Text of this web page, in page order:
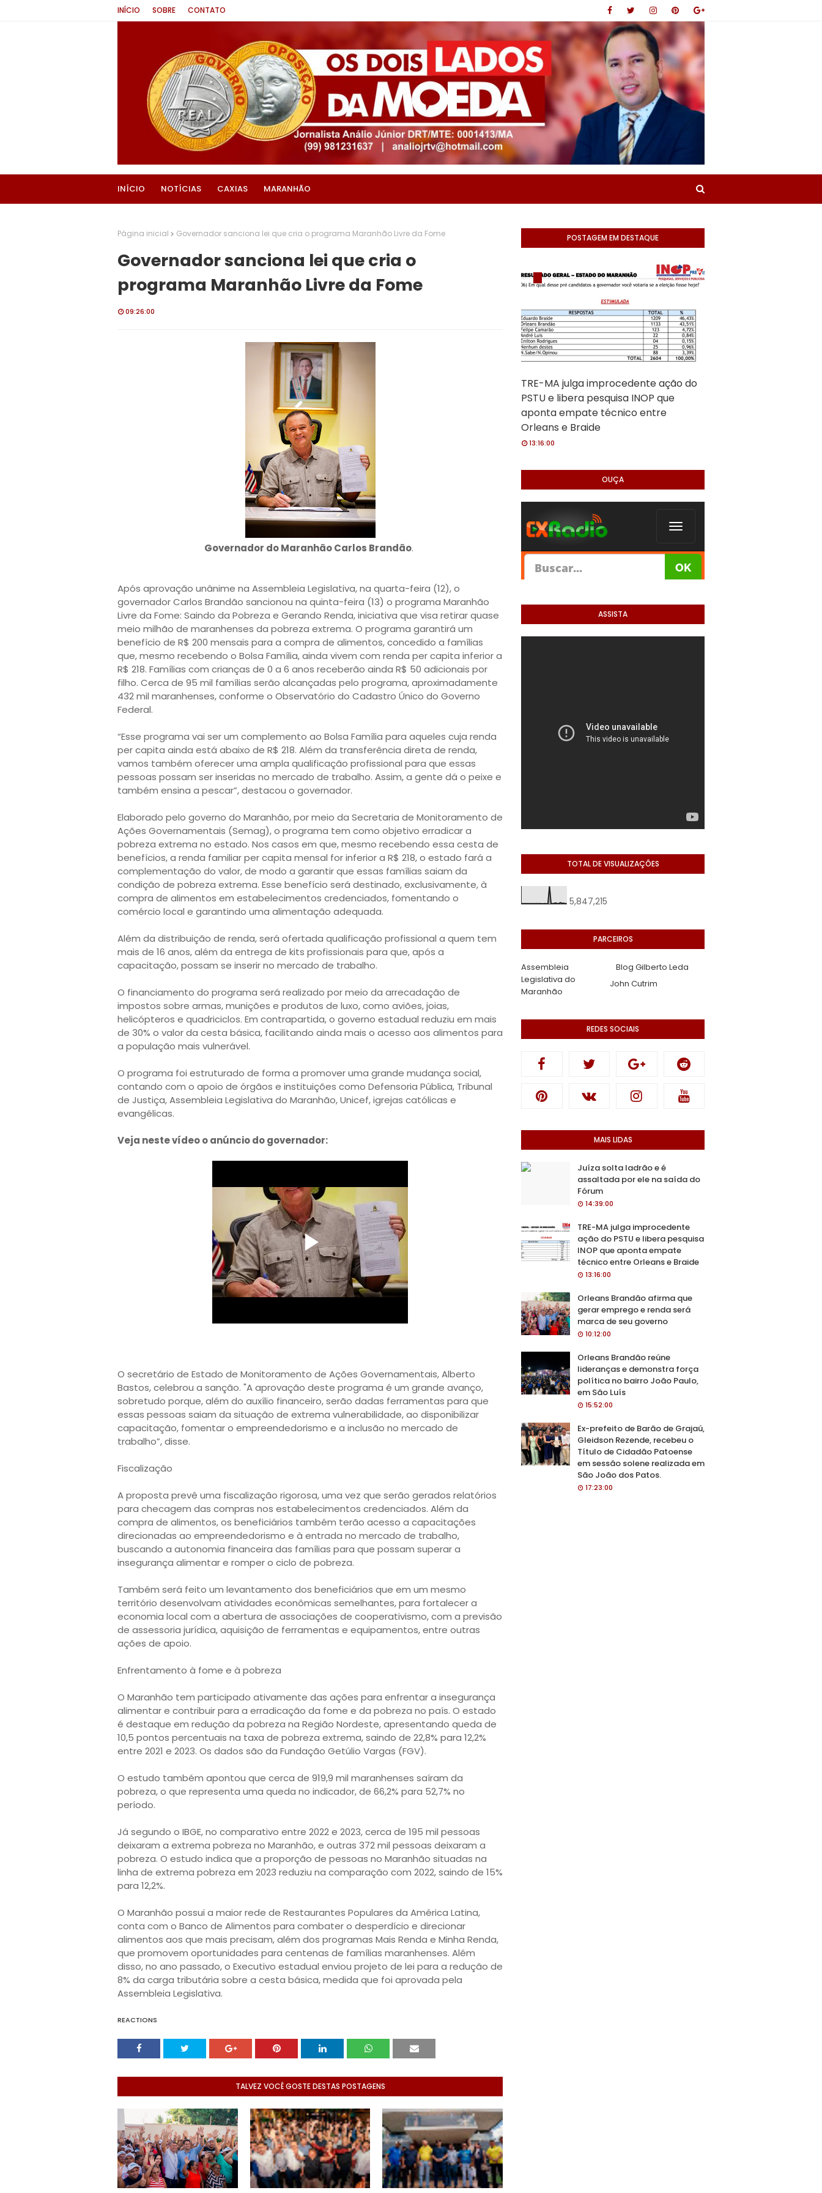
INÍCIO SOBRE CONTATO
INÍCIO NOTÍCIAS CAXIAS MARANHÃO
Página inicial Governador sanciona lei que cria o programa Maranhão Livre da Fome
Governador sanciona lei que cria o
programa Maranhão Livre da Fome
09:26:00
Governador do Maranhão Carlos Brandão.
Após aprovação unânime na Assembleia Legislativa, na quarta-feira (12), o
governador Carlos Brandão sancionou na quinta-feira (13) o programa Maranhão
Livre da Fome: Saindo da Pobreza e Gerando Renda, iniciativa que visa retirar quase
meio milhão de maranhenses da pobreza extrema. O programa garantirá um
benefício de R$ 200 mensais para a compra de alimentos, concedido a famílias
que, mesmo recebendo o Bolsa Família, ainda vivem com renda per capita inferior a
R$ 218. Famílias com crianças de 0 a 6 anos receberão ainda R$ 50 adicionais por
filho. Cerca de 95 mil famílias serão alcançadas pelo programa, aproximadamente
432 mil maranhenses, conforme o Observatório do Cadastro Único do Governo
Federal.
“Esse programa vai ser um complemento ao Bolsa Família para aqueles cuja renda
per capita ainda está abaixo de R$ 218. Além da transferência direta de renda,
vamos também oferecer uma ampla qualificação profissional para que essas
pessoas possam ser inseridas no mercado de trabalho. Assim, a gente dá o peixe e
também ensina a pescar”, destacou o governador.
Elaborado pelo governo do Maranhão, por meio da Secretaria de Monitoramento de
Ações Governamentais (Semag), o programa tem como objetivo erradicar a
pobreza extrema no estado. Nos casos em que, mesmo recebendo essa cesta de
benefícios, a renda familiar per capita mensal for inferior a R$ 218, o estado fará a
complementação do valor, de modo a garantir que essas famílias saiam da
condição de pobreza extrema. Esse benefício será destinado, exclusivamente, à
compra de alimentos em estabelecimentos credenciados, fomentando o
comércio local e garantindo uma alimentação adequada.
Além da distribuição de renda, será ofertada qualificação profissional a quem tem
mais de 16 anos, além da entrega de kits profissionais para que, após a
capacitação, possam se inserir no mercado de trabalho.
O financiamento do programa será realizado por meio da arrecadação de
impostos sobre armas, munições e produtos de luxo, como aviões, joias,
helicópteros e quadriciclos. Em contrapartida, o governo estadual reduziu em mais
de 30% o valor da cesta básica, facilitando ainda mais o acesso aos alimentos para
a população mais vulnerável.
O programa foi estruturado de forma a promover uma grande mudança social,
contando com o apoio de órgãos e instituições como Defensoria Pública, Tribunal
de Justiça, Assembleia Legislativa do Maranhão, Unicef, igrejas católicas e
evangélicas.
Veja neste vídeo o anúncio do governador:
O secretário de Estado de Monitoramento de Ações Governamentais, Alberto
Bastos, celebrou a sanção. "A aprovação deste programa é um grande avanço,
sobretudo porque, além do auxílio financeiro, serão dadas ferramentas para que
essas pessoas saiam da situação de extrema vulnerabilidade, ao disponibilizar
capacitação, fomentar o empreendedorismo e a inclusão no mercado de
trabalho”, disse.
Fiscalização
A proposta prevê uma fiscalização rigorosa, uma vez que serão gerados relatórios
para checagem das compras nos estabelecimentos credenciados. Além da
compra de alimentos, os beneficiários também terão acesso a capacitações
direcionadas ao empreendedorismo e à entrada no mercado de trabalho,
buscando a autonomia financeira das famílias para que possam superar a
insegurança alimentar e romper o ciclo de pobreza.
Também será feito um levantamento dos beneficiários que em um mesmo
território desenvolvam atividades econômicas semelhantes, para fortalecer a
economia local com a abertura de associações de cooperativismo, com a previsão
de assessoria jurídica, aquisição de ferramentas e equipamentos, entre outras
ações de apoio.
Enfrentamento à fome e à pobreza
O Maranhão tem participado ativamente das ações para enfrentar a insegurança
alimentar e contribuir para a erradicação da fome e da pobreza no país. O estado
é destaque em redução da pobreza na Região Nordeste, apresentando queda de
10,5 pontos percentuais na taxa de pobreza extrema, saindo de 22,8% para 12,2%
entre 2021 e 2023. Os dados são da Fundação Getúlio Vargas (FGV).
O estudo também apontou que cerca de 919,9 mil maranhenses saíram da
pobreza, o que representa uma queda no indicador, de 66,2% para 52,7% no
período.
Já segundo o IBGE, no comparativo entre 2022 e 2023, cerca de 195 mil pessoas
deixaram a extrema pobreza no Maranhão, e outras 372 mil pessoas deixaram a
pobreza. O estudo indica que a proporção de pessoas no Maranhão situadas na
linha de extrema pobreza em 2023 reduziu na comparação com 2022, saindo de 15%
para 12,2%.
O Maranhão possui a maior rede de Restaurantes Populares da América Latina,
conta com o Banco de Alimentos para combater o desperdício e direcionar
alimentos aos que mais precisam, além dos programas Mais Renda e Minha Renda,
que promovem oportunidades para centenas de famílias maranhenses. Além
disso, no ano passado, o Executivo estadual enviou projeto de lei para a redução de
8% da carga tributária sobre a cesta básica, medida que foi aprovada pela
Assembleia Legislativa.
REACTIONS
TALVEZ VOCÊ GOSTE DESTAS POSTAGENS
POSTAGEM EM DESTAQUE
TRE-MA julga improcedente ação do
PSTU e libera pesquisa INOP que
aponta empate técnico entre
Orleans e Braide
13:16:00
OUÇA
ASSISTA
TOTAL DE VISUALIZAÇÕES
5,847,215
PARCEIROS
Assembleia
Legislativa do
Maranhão
Blog Gilberto Leda
John Cutrim
REDES SOCIAIS
MAIS LIDAS
Juíza solta ladrão e é
assaltada por ele na saída do
Fórum
14:39:00
TRE-MA julga improcedente
ação do PSTU e libera pesquisa
INOP que aponta empate
técnico entre Orleans e Braide
13:16:00
Orleans Brandão afirma que
gerar emprego e renda será
marca de seu governo
10:12:00
Orleans Brandão reúne
lideranças e demonstra força
política no bairro João Paulo,
em São Luís
15:52:00
Ex-prefeito de Barão de Grajaú,
Gleidson Rezende, recebeu o
Título de Cidadão Patoense
em sessão solene realizada em
São João dos Patos.
17:23:00